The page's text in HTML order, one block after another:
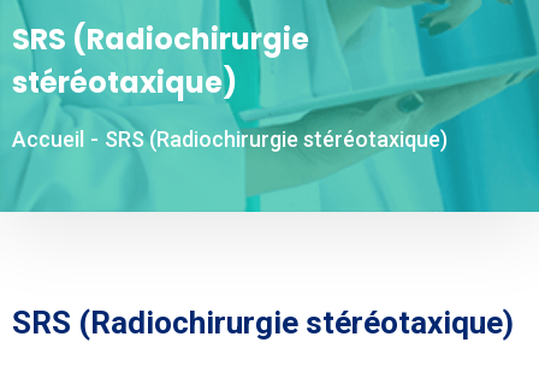
SRS (Radiochirurgie
stéréotaxique)
Accueil - SRS (Radiochirurgie stéréotaxique)
SRS (Radiochirurgie stéréotaxique)